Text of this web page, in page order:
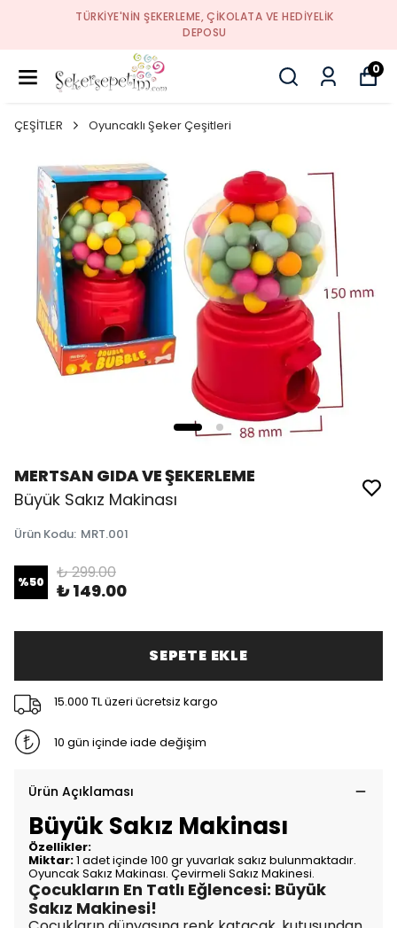
TÜRKIYE'NIN ŞEKERLEME, ÇIKOLATA VE HEDIYELIK
DEPOSU
0
ÇEŞİTLER Oyuncaklı Şeker Çeşitleri
MERTSAN GIDA VE ŞEKERLEME
Büyük Sakız Makinası
Ürün Kodu: MRT.001
%50 ₺ 299.00
₺ 149.00
SEPETE EKLE
15.000 TL üzeri ücretsiz kargo
10 gün içinde iade değişim
Ürün Açıklaması
Büyük Sakız Makinası
Özellikler:
Miktar:1 adet içinde 100 gr yuvarlak sakız bulunmaktadır.
Oyuncak Sakız Makinası. Çevirmeli Sakız Makinesi.
Çocukların En Tatlı Eğlencesi: Büyük
Sakız Makinesi!